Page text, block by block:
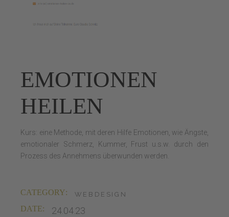
EMOTIONEN
HEILEN
Kurs: eine Methode, mit deren Hilfe Emotionen, wie Ängste,
emotionaler Schmerz, Kummer, Frust u.s.w. durch den
Prozess des Annehmens überwunden werden.
CATEGORY: WEBDESIGN
DATE: 24.04.23